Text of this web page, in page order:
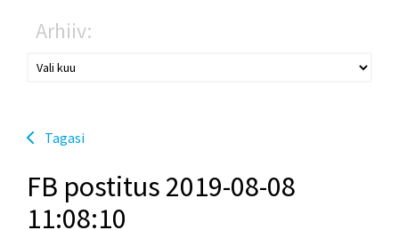
Arhiiv:
Tagasi
FB postitus 2019-08-08
11:08:10